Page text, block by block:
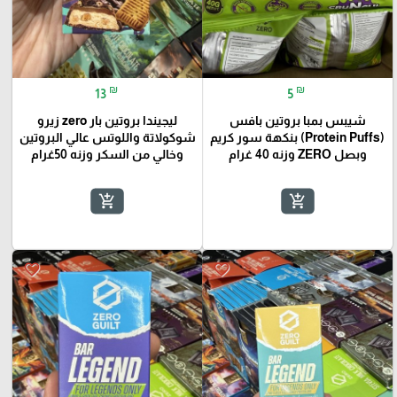
5 ₪
شيبس بمبا بروتين بافس
(Protein Puffs) بنكهة سور كريم
وبصل ZERO وزنه 40 غرام
add_shopping_cart
13 ₪
ليجيندا بروتين بار zero زيرو
شوكولاتة واللوتس عالي البروتين
وخالي من السكر وزنه 50غرام
add_shopping_cart
favorite_border
favorite_border